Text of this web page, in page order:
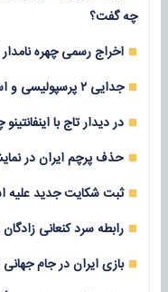
چه گفت؟
اخراج رسمی چهره
جدایی ۲ پرسپولیسی و استقلالی در یک روز
در دیدار تاج با
حذف پرچم ایران در
ثبت شکایت جدید علیه
رابطه سرد کنعانی
بازی‌ ایران در جام